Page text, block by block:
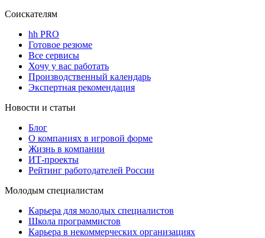
Соискателям
hh PRO
Готовое резюме
Все сервисы
Хочу у вас работать
Производственный календарь
Экспертная рекомендация
Новости и статьи
Блог
О компаниях в игровой форме
Жизнь в компании
ИТ-проекты
Рейтинг работодателей России
Молодым специалистам
Карьера для молодых специалистов
Школа программистов
Карьера в некоммерческих организациях